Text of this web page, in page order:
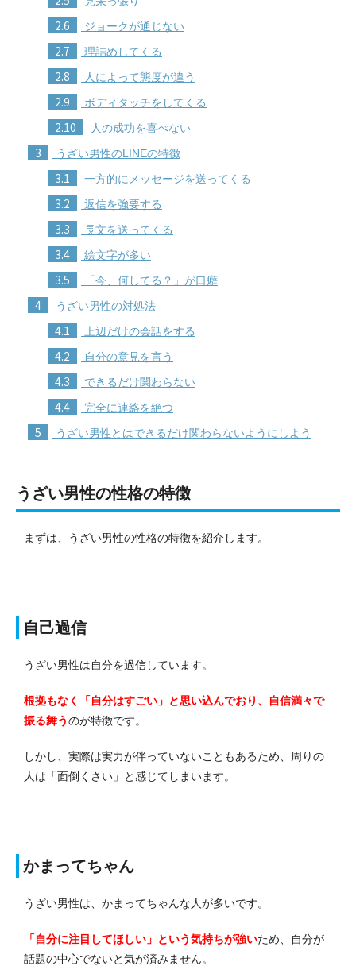
2.6 ジョークが通じない
2.7 理詰めしてくる
2.8 人によって態度が違う
2.9 ボディタッチをしてくる
2.10 人の成功を喜べない
3 うざい男性のLINEの特徴
3.1 一方的にメッセージを送ってくる
3.2 返信を強要する
3.3 長文を送ってくる
3.4 絵文字が多い
3.5 「今、何してる？」が口癖
4 うざい男性の対処法
4.1 上辺だけの会話をする
4.2 自分の意見を言う
4.3 できるだけ関わらない
4.4 完全に連絡を絶つ
5 うざい男性とはできるだけ関わらないようにしよう
うざい男性の性格の特徴
まずは、うざい男性の性格の特徴を紹介します。
自己過信
うざい男性は自分を過信しています。
根拠もなく「自分はすごい」と思い込んでおり、自信満々で
振る舞うのが特徴です。
しかし、実際は実力が伴っていないこともあるため、周りの
人は「面倒くさい」と感じてしまいます。
かまってちゃん
うざい男性は、かまってちゃんな人が多いです。
「自分に注目してほしい」という気持ちが強いため、自分が
話題の中心でないと気が済みません。